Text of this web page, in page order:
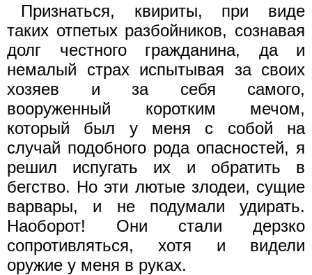
Признаться, квириты, при виде
таких отпетых разбойников, сознавая
долг честного гражданина, да и
немалый страх испытывая за своих
хозяев и за себя самого,
вооруженный коротким мечом,
который был у меня с собой на
случай подобного рода опасностей, я
решил испугать их и обратить в
бегство. Но эти лютые злодеи, сущие
варвары, и не подумали удирать.
Наоборот! Они стали дерзко
сопротивляться, хотя и видели
оружие у меня в руках.